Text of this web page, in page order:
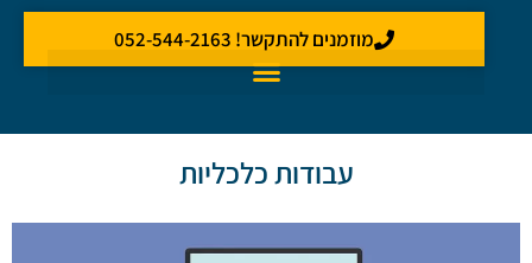
מוזמנים להתקשר! 052-544-2163
עבודות כלכליות